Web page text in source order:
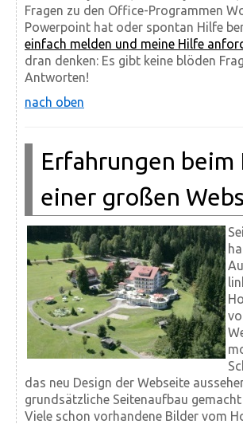
Fragen zu den Office-Programmen
Powerpoint hat oder spontan Hilfe
einfach melden und meine Hilfe
dran denken: Es gibt keine blöden
Antworten!
nach oben
Erfahrungen beim
einer großen
das neu Design der Webseite
grundsätzliche Seitenaufbau
Viele schon vorhandene Bilder vom